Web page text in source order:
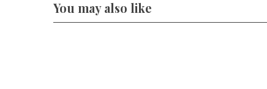
You may also like